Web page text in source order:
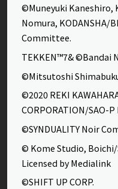
©Muneyuki Kaneshiro,
Nomura, KODANSHA/
Committee.
TEKKEN™7& ©Bandai
©Mitsutoshi
©2020 REKI
CORPORATION/SAO-
©SYNDUALITY Noir
© Kome Studio, Boichi/
Licensed by Medialink
©SHIFT UP CORP.